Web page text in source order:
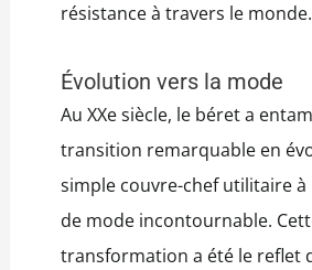
résistance à travers le monde.
Évolution vers la mode
Au XXe siècle, le béret a
transition remarquable en
simple couvre-chef utilitaire à
de mode incontournable.
transformation a été le reflet